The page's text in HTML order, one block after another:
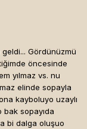
Gördünüzmü
öncesinde
yılmaz vs. nu
elinde sopayla
kayboluyo uzaylı
bak sopayıda
bi dalga oluşuo